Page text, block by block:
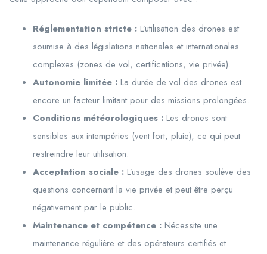
Réglementation stricte : L’utilisation des drones est
soumise à des législations nationales et internationales
complexes (zones de vol, certifications, vie privée).
Autonomie limitée : La durée de vol des drones est
encore un facteur limitant pour des missions prolongées.
Conditions météorologiques : Les drones sont
sensibles aux intempéries (vent fort, pluie), ce qui peut
restreindre leur utilisation.
Acceptation sociale : L’usage des drones soulève des
questions concernant la vie privée et peut être perçu
négativement par le public.
Maintenance et compétence : Nécessite une
maintenance régulière et des opérateurs certifiés et